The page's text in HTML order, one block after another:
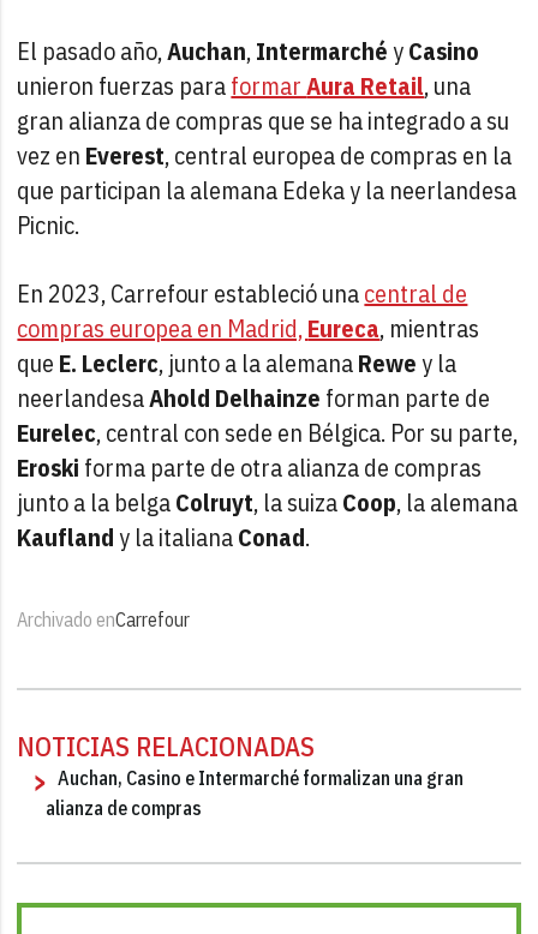
El pasado año,Auchan,IntermarchéyCasino
unieron fuerzas paraformarAura Retail, una
gran alianza de compras que se ha integrado a su
vez en Everest, central europea de compras en la
que participan la alemana Edeka y la neerlandesa
Picnic.
En 2023, Carrefour estableció unacentral de
compras europea en Madrid,Eureca, mientras
que E. Leclerc, junto a la alemanaRewey la
neerlandesaAhold Delhainze forman parte de
Eurelec, central con sede en Bélgica. Por su parte,
Eroski forma parte de otra alianza de compras
junto a la belgaColruyt, la suizaCoop, la alemana
Kauflandy la italianaConad.
Archivado enCarrefour
NOTICIAS RELACIONADAS
Auchan, Casino e Intermarché formalizan una gran
alianza de compras